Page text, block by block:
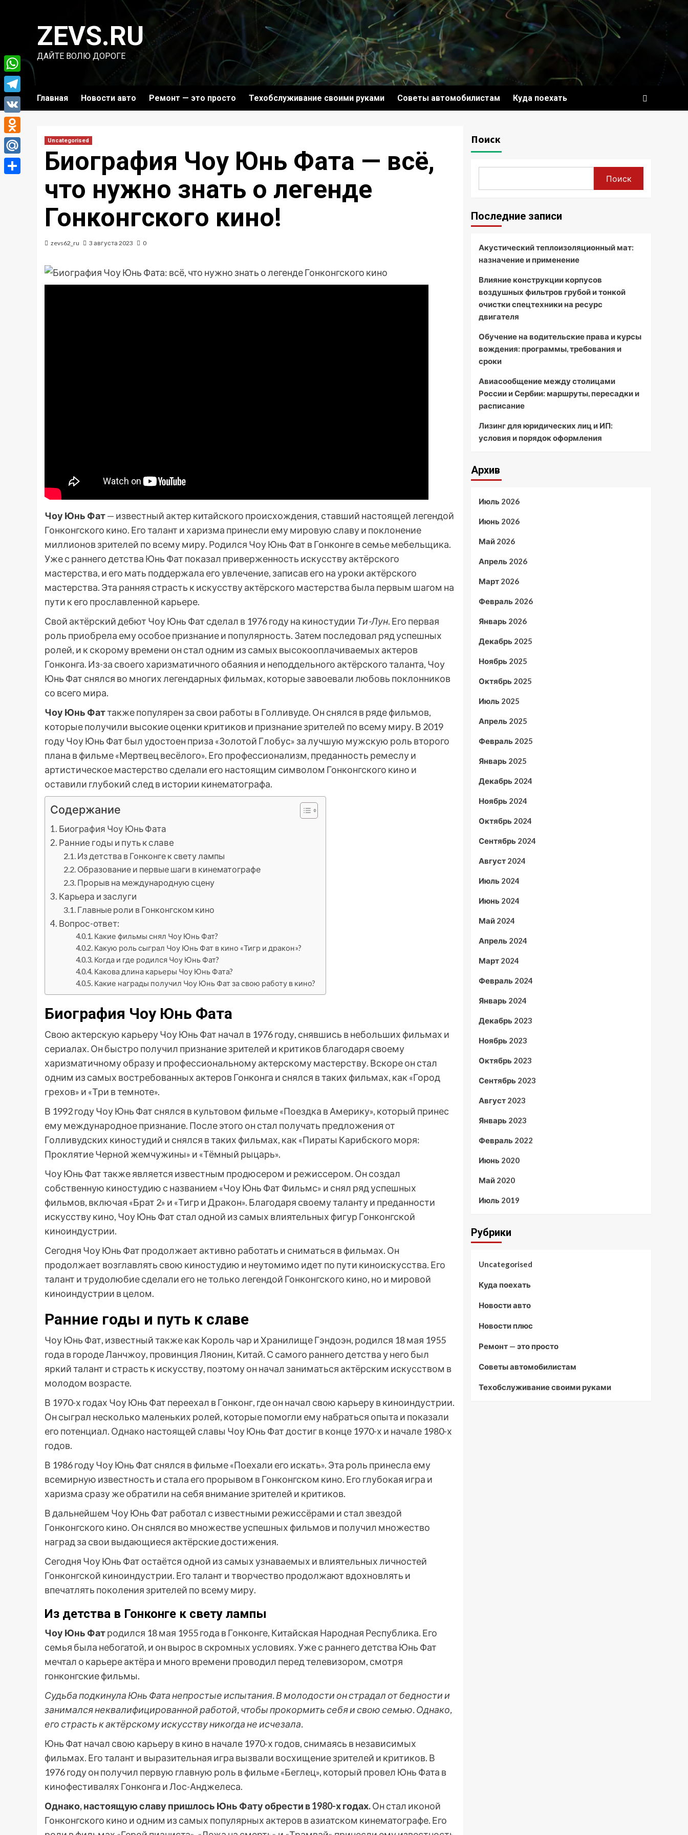
содержимомуZEVS.RU
ДАЙТЕ ВОЛЮ ДОРОГЕ
Главная Новости авто Ремонт — это просто Техобслуживание своими руками Советы автомобилистам Куда поехать
Uncategorised
Биография Чоу Юнь Фата — всё,
что нужно знать о легенде
Гонконгского кино!
zevs62_ru 3 августа 2023 0
Чоу Юнь Фат— известный актер китайского происхождения, ставший настоящей легендой
Гонконгского кино. Его талант и харизма принесли ему мировую славу и поклонение
миллионов зрителей по всему миру. Родился Чоу Юнь Фат в Гонконге в семье мебельщика.
Уже с раннего детства Юнь Фат показал приверженность искусству актёрского
мастерства, и его мать поддержала его увлечение, записав его на уроки актёрского
мастерства. Эта ранняя страсть к искусству актёрского мастерства была первым шагом на
пути к его прославленной карьере.
Свой актёрский дебют Чоу Юнь Фат сделал в 1976 году на киностудии Ти-Лун. Его первая
роль приобрела ему особое признание и популярность. Затем последовал ряд успешных
ролей, и к скорому времени он стал одним из самых высокооплачиваемых актеров
Гонконга. Из-за своего харизматичного обаяния и неподдельного актёрского таланта, Чоу
Юнь Фат снялся во многих легендарных фильмах, которые завоевали любовь поклонников
со всего мира.
Чоу Юнь Фаттакже популярен за свои работы в Голливуде. Он снялся в ряде фильмов,
которые получили высокие оценки критиков и признание зрителей по всему миру. В 2019
году Чоу Юнь Фат был удостоен приза «Золотой Глобус» за лучшую мужскую роль второго
плана в фильме «Мертвец весёлого». Его профессионализм, преданность ремеслу и
артистическое мастерство сделали его настоящим символом Гонконгского кино и
оставили глубокий след в истории кинематографа.
Содержание
Биография Чоу Юнь Фата
Ранние годы и путь к славе
Из детства в Гонконге к свету лампы
Образование и первые шаги в кинематографе
Прорыв на международную сцену
Карьера и заслуги
Главные роли в Гонконгском кино
Вопрос-ответ:
Какие фильмы снял Чоу Юнь Фат?
Какую роль сыграл Чоу Юнь Фат в кино «Тигр и дракон»?
Когда и где родился Чоу Юнь Фат?
Какова длина карьеры Чоу Юнь Фата?
Какие награды получил Чоу Юнь Фат за свою работу в кино?
Биография Чоу Юнь Фата
Свою актерскую карьеру Чоу Юнь Фат начал в 1976 году, снявшись в небольших фильмах и
сериалах. Он быстро получил признание зрителей и критиков благодаря своему
харизматичному образу и профессиональному актерскому мастерству. Вскоре он стал
одним из самых востребованных актеров Гонконга и снялся в таких фильмах, как «Город
грехов» и «Три в темноте».
В 1992 году Чоу Юнь Фат снялся в культовом фильме «Поездка в Америку», который принес
ему международное признание. После этого он стал получать предложения от
Голливудских киностудий и снялся в таких фильмах, как «Пираты Карибского моря:
Проклятие Черной жемчужины» и «Тёмный рыцарь».
Чоу Юнь Фат также является известным продюсером и режиссером. Он создал
собственную киностудию с названием «Чоу Юнь Фат Фильмс» и снял ряд успешных
фильмов, включая «Брат 2» и «Тигр и Дракон». Благодаря своему таланту и преданности
искусству кино, Чоу Юнь Фат стал одной из самых влиятельных фигур Гонконгской
киноиндустрии.
Сегодня Чоу Юнь Фат продолжает активно работать и сниматься в фильмах. Он
продолжает возглавлять свою киностудию и неутомимо идет по пути киноискусства. Его
талант и трудолюбие сделали его не только легендой Гонконгского кино, но и мировой
киноиндустрии в целом.
Ранние годы и путь к славе
Чоу Юнь Фат, известный также как Король чар и Хранилище Гэндоэн, родился 18 мая 1955
года в городе Ланчжоу, провинция Ляонин, Китай. С самого раннего детства у него был
яркий талант и страсть к искусству, поэтому он начал заниматься актёрским искусством в
молодом возрасте.
В 1970-х годах Чоу Юнь Фат переехал в Гонконг, где он начал свою карьеру в киноиндустрии.
Он сыграл несколько маленьких ролей, которые помогли ему набраться опыта и показали
его потенциал. Однако настоящей славы Чоу Юнь Фат достиг в конце 1970-х и начале 1980-х
годов.
В 1986 году Чоу Юнь Фат снялся в фильме «Поехали его искать». Эта роль принесла ему
всемирную известность и стала его прорывом в Гонконгском кино. Его глубокая игра и
харизма сразу же обратили на себя внимание зрителей и критиков.
В дальнейшем Чоу Юнь Фат работал с известными режиссёрами и стал звездой
Гонконгского кино. Он снялся во множестве успешных фильмов и получил множество
наград за свои выдающиеся актёрские достижения.
Сегодня Чоу Юнь Фат остаётся одной из самых узнаваемых и влиятельных личностей
Гонконгской киноиндустрии. Его талант и творчество продолжают вдохновлять и
впечатлять поколения зрителей по всему миру.
Из детства в Гонконге к свету лампы
Чоу Юнь Фатродился 18 мая 1955 года в Гонконге, Китайская Народная Республика. Его
семья была небогатой, и он вырос в скромных условиях. Уже с раннего детства Юнь Фат
мечтал о карьере актёра и много времени проводил перед телевизором, смотря
гонконгские фильмы.
Судьба подкинула Юнь Фата непростые испытания. В молодости он страдал от бедности и
занимался неквалифицированной работой, чтобы прокормить себя и свою семью. Однако,
его страсть к актёрскому искусству никогда не исчезала.
Юнь Фат начал свою карьеру в кино в начале 1970-х годов, снимаясь в независимых
фильмах. Его талант и выразительная игра вызвали восхищение зрителей и критиков. В
1976 году он получил первую главную роль в фильме «Беглец», который провел Юнь Фата в
кинофестивалях Гонконга и Лос-Анджелеса.
Однако, настоящую славу пришлось Юнь Фату обрести в 1980-х годах.Он стал иконой
Гонконгского кино и одним из самых популярных актеров в азиатском кинематографе. Его
Поиск
Поиск
Последние записи
Акустический теплоизоляционный мат:
назначение и применение
Влияние конструкции корпусов
воздушных фильтров грубой и тонкой
очистки спецтехники на ресурс
двигателя
Обучение на водительские права и курсы
вождения: программы, требования и
сроки
Авиасообщение между столицами
России и Сербии: маршруты, пересадки и
расписание
Лизинг для юридических лиц и ИП:
условия и порядок оформления
Архив
Июль 2026
Июнь 2026
Май 2026
Апрель 2026
Март 2026
Февраль 2026
Январь 2026
Декабрь 2025
Ноябрь 2025
Октябрь 2025
Июль 2025
Апрель 2025
Февраль 2025
Январь 2025
Декабрь 2024
Ноябрь 2024
Октябрь 2024
Сентябрь 2024
Август 2024
Июль 2024
Июнь 2024
Май 2024
Апрель 2024
Март 2024
Февраль 2024
Январь 2024
Декабрь 2023
Ноябрь 2023
Октябрь 2023
Сентябрь 2023
Август 2023
Январь 2023
Февраль 2022
Июнь 2020
Май 2020
Июль 2019
Рубрики
Uncategorised
Куда поехать
Новости авто
Новости плюс
Ремонт — это просто
Советы автомобилистам
Техобслуживание своими руками
WhatsApp
Telegram
VK
Odnoklassniki
Mail.Ru
Отправить